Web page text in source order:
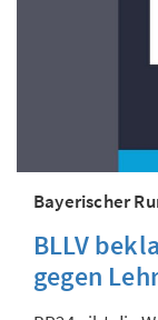
Bayerischer
BLLV
gegen